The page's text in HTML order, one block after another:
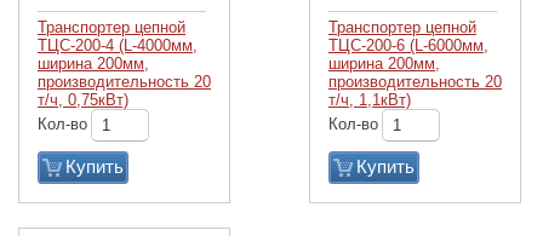
Транспортер цепной
ТЦС-200-4 (L-4000мм,
ширина 200мм,
производительность 20
т/ч, 0,75кВт)
Кол-во
Купить
Транспортер цепной
ТЦС-200-6 (L-6000мм,
ширина 200мм,
производительность 20
т/ч, 1,1кВт)
Кол-во
Купить